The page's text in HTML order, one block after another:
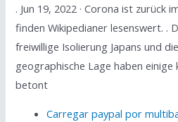
. Jun 19, 2022 · Corona ist zurück
finden Wikipedianer lesenswert. .
freiwillige Isolierung Japans und
geographische Lage haben
betont
Carregar paypal por